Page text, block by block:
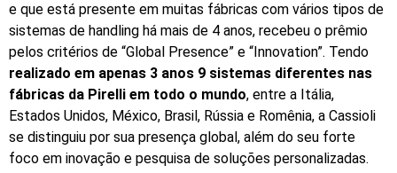
e que está presente em muitas fábricas com vários tipos de
sistemas de handling há mais de 4 anos, recebeu o prêmio
pelos critérios de “Global Presence” e “Innovation”. Tendo
realizado em apenas 3 anos 9 sistemas diferentes nas
fábricas da Pirelli em todo o mundo, entre a Itália,
Estados Unidos, México, Brasil, Rússia e Romênia, a Cassioli
se distinguiu por sua presença global, além do seu forte
foco em inovação e pesquisa de soluções personalizadas.